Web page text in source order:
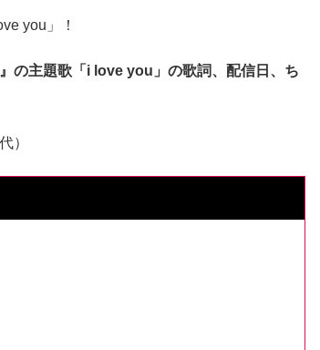
you」！
』の主題歌「i love you」の歌詞、配信日、ち
）